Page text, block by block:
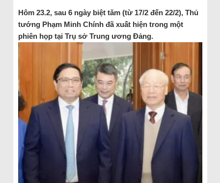
Hôm 23.2, sau 6 ngày biệt tăm (từ 17/2 đến 22/2), Thủ
tướng Phạm Minh Chính đã xuất hiện trong một
phiên họp tại Trụ sở Trung ương Đảng.